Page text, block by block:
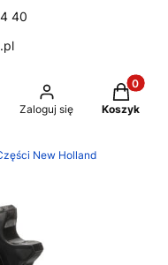
40
Zaloguj się Koszyk
New Holland